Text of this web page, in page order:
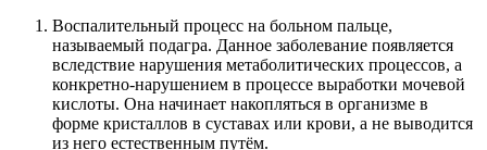
Воспалительный процесс на больном пальце,
называемый подагра. Данное заболевание появляется
вследствие нарушения метаболитических процессов, а
конкретно-нарушением в процессе выработки мочевой
кислоты. Она начинает накопляться в организме в
форме кристаллов в суставах или крови, а не выводится
из него естественным путём.